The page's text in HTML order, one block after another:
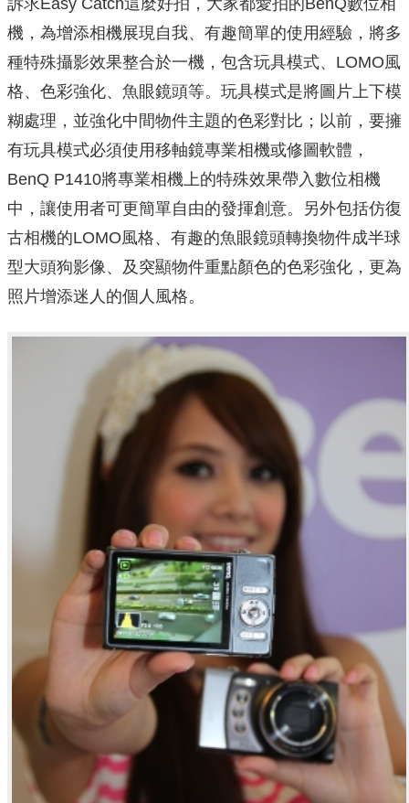
訴求Easy Catch這麼好拍，大家都愛拍的BenQ數位相
機，為增添相機展現自我、有趣簡單的使用經驗，將多
種特殊攝影效果整合於一機，包含玩具模式、LOMO風
格、色彩強化、魚眼鏡頭等。玩具模式是將圖片上下模
糊處理，並強化中間物件主題的色彩對比；以前，要擁
有玩具模式必須使用移軸鏡專業相機或修圖軟體，
BenQ P1410將專業相機上的特殊效果帶入數位相機
中，讓使用者可更簡單自由的發揮創意。另外包括仿復
古相機的LOMO風格、有趣的魚眼鏡頭轉換物件成半球
型大頭狗影像、及突顯物件重點顏色的色彩強化，更為
照片增添迷人的個人風格。